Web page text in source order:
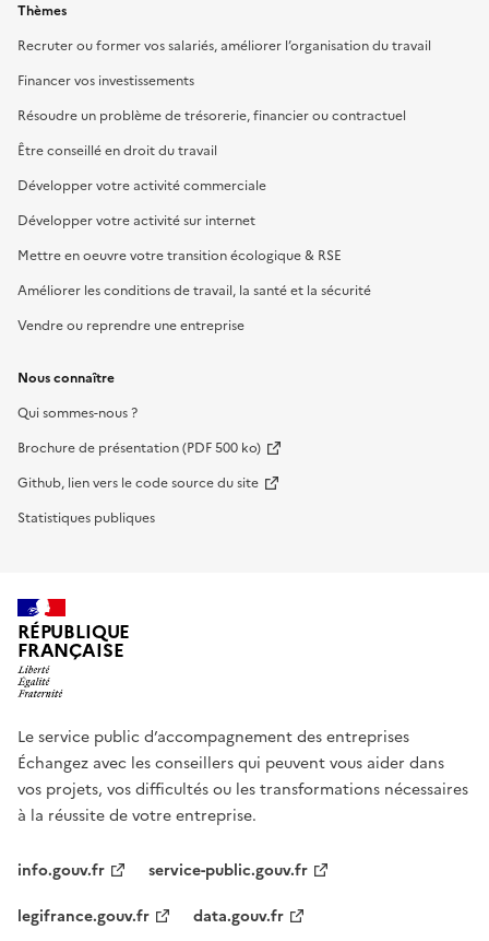
Thèmes
Recruter ou former vos salariés, améliorer l’organisation du travail
Financer vos investissements
Résoudre un problème de trésorerie, financier ou contractuel
Être conseillé en droit du travail
Développer votre activité commerciale
Développer votre activité sur internet
Mettre en oeuvre votre transition écologique & RSE
Améliorer les conditions de travail, la santé et la sécurité
Vendre ou reprendre une entreprise
Nous connaître
Qui sommes-nous ?
Brochure de présentation (PDF 500 ko)
Github, lien vers le code source du site
Statistiques publiques
RÉPUBLIQUE
FRANÇAISE
Le service public d’accompagnement des entreprises
Échangez avec les conseillers qui peuvent vous aider dans
vos projets, vos difficultés ou les transformations nécessaires
à la réussite de votre entreprise.
info.gouv.fr
service-public.gouv.fr
legifrance.gouv.fr
data.gouv.fr